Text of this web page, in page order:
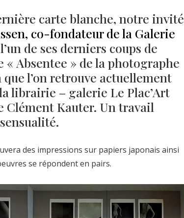
carte blanche, notre invité
co-fondateur de la Galerie
de ses derniers coups de
« Absentee » de la photographe
l’on retrouve actuellement
librairie – galerie Le Plac’Art
Clément Kauter. Un travail
des impressions sur papiers japonais ainsi
se répondent en pairs.